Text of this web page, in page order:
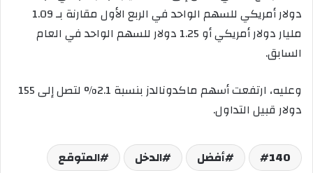
دولار أمريكي للسهم الواحد في الربع الأول مقارنة بـ 1.09
مليار دولار أمريكي أو 1.25 دولار للسهم الواحد في العام
السابق.
وعليه، ارتفعت أسهم ماكدونالدز بنسبة 2.1% لتصل إلى 155
دولار قبيل التداول.
140 أفضل الدخل
المتوقع